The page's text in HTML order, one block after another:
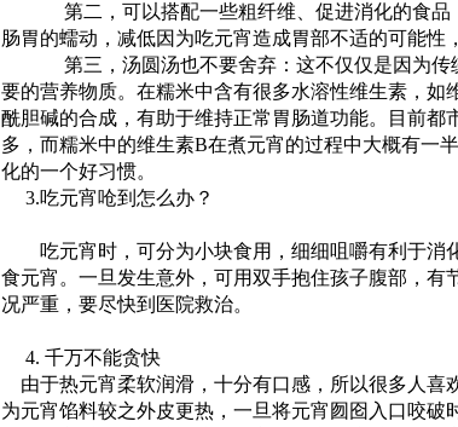
第二，可以搭配一些粗纤维、促进消化的食品
肠胃的蠕动，减低因为吃元宵造成胃部不适的可能性
第三，汤圆汤也不要舍弃：这不仅仅是因为传
要的营养物质。在糯米中含有很多水溶性维生素，如
酰胆碱的合成，有助于维持正常胃肠道功能。目前都
多，而糯米中的维生素B在煮元宵的过程中大概有一
化的一个好习惯。
3.吃元宵呛到怎么办？
吃元宵时，可分为小块食用，细细咀嚼有利于消
食元宵。一旦发生意外，可用双手抱住孩子腹部，有
况严重，要尽快到医院救治。
4. 千万不能贪快
由于热元宵柔软润滑，十分有口感，所以很多人喜
为元宵馅料较之外皮更热，一旦将元宵囫囵入口咬破